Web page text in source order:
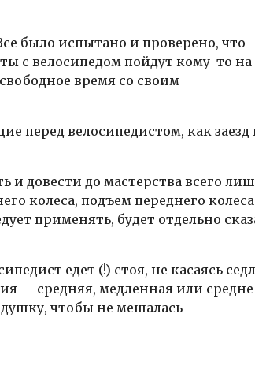
было испытано и проверено, что
с велосипедом пойдут кому-то на
время со своим
перед велосипедистом, как заезд
и довести до мастерства всего
колеса, подъем переднего
применять, будет отдельно
едет (!) стоя, не касаясь
— средняя, медленная или
чтобы не мешалась